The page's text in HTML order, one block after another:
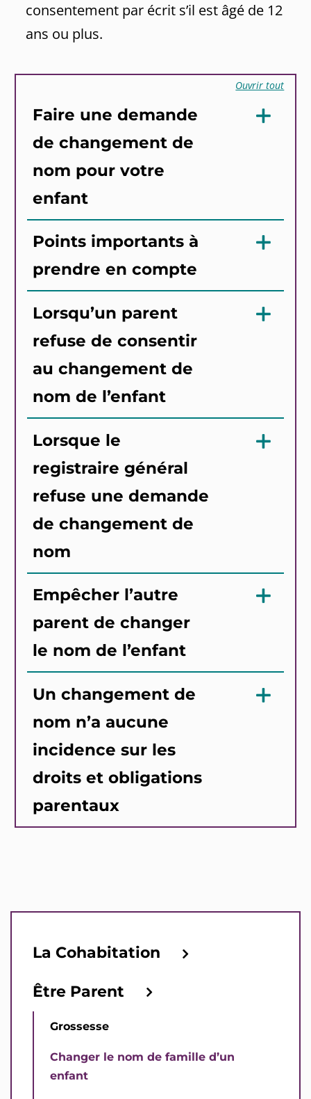
consentement par écrit s’il est âgé de 12
ans ou plus.
Ouvrir tout
Faire une demande
de changement de
nom pour votre
enfant
Points importants à
prendre en compte
Lorsqu’un parent
refuse de consentir
au changement de
nom de l’enfant
Lorsque le
registraire général
refuse une demande
de changement de
nom
Empêcher l’autre
parent de changer
le nom de l’enfant
Un changement de
nom n’a aucune
incidence sur les
droits et obligations
parentaux
La Cohabitation
Être Parent
Grossesse
Changer le nom de famille d’un
enfant